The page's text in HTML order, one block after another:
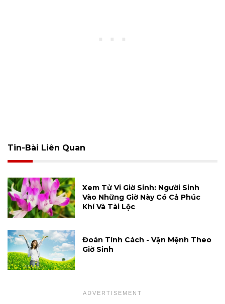
Tin-Bài Liên Quan
Xem Tử Vi Giờ Sinh: Người Sinh
Vào Những Giờ Này Có Cả Phúc
Khí Và Tài Lộc
Đoán Tính Cách - Vận Mệnh Theo
Giờ Sinh